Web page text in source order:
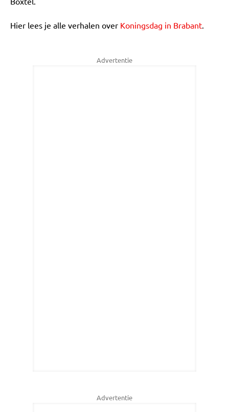
Hier lees je alle verhalen over Koningsdag in Brabant.
Advertentie
Advertentie